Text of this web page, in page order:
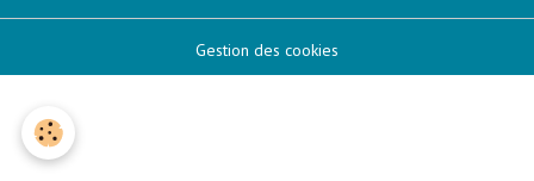
Gestion des cookies